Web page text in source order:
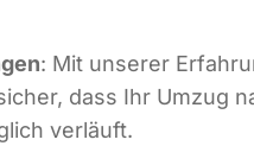
: Mit unserer
dass Ihr Umzug
verläuft.